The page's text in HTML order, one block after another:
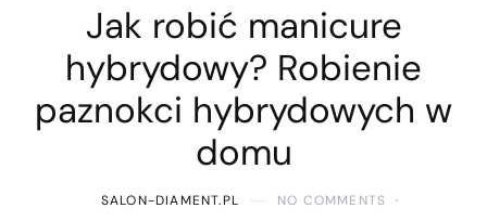
Jak robić manicure
hybrydowy? Robienie
paznokci hybrydowych w
domu
SALON-DIAMENT.PL
NO COMMENTS